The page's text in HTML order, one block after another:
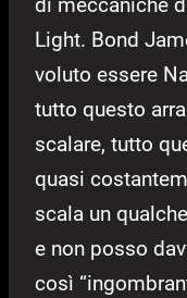
di meccaniche
Light. Bond
voluto essere
tutto questo
scalare, tutto
quasi
scala un
e non posso
così